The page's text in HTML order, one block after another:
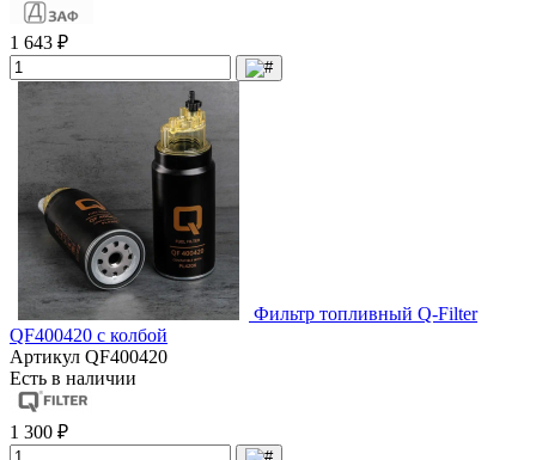
1 643 ₽
Фильтр топливный Q-Filter
QF400420 с колбой
Артикул QF400420
Есть в наличии
1 300 ₽